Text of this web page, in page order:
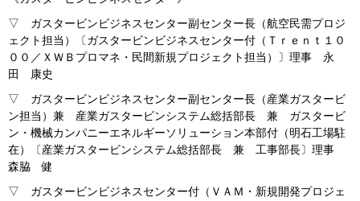
▽ ガスタービンビジネスセンター副センター長（航空民需プロジ
ェクト担当）〔ガスタービンビジネスセンター付（Ｔｒｅｎｔ１０
００／ＸＷＢプロマネ・民間新規プロジェクト担当）〕理事 永
田 康史
▽ ガスタービンビジネスセンター副センター長（産業ガスタービ
ン担当）兼 産業ガスタービンシステム総括部長 兼 ガスタービ
ン・機械カンパニーエネルギーソリューション本部付（明石工場駐
在）〔産業ガスタービンシステム総括部長 兼 工事部長〕理事
森脇 健
▽ ガスタービンビジネスセンター付（ＶＡＭ・新規開発プロジェ